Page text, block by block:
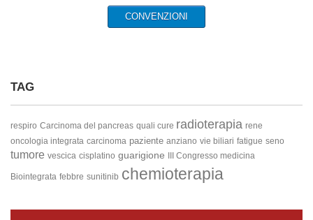
CONVENZIONI
TAG
respiro Carcinoma del pancreas quali cure radioterapia rene
oncologia integrata carcinoma paziente anziano vie biliari fatigue seno
tumore vescica cisplatino guarigione III Congresso medicina
Biointegrata febbre sunitinib chemioterapia